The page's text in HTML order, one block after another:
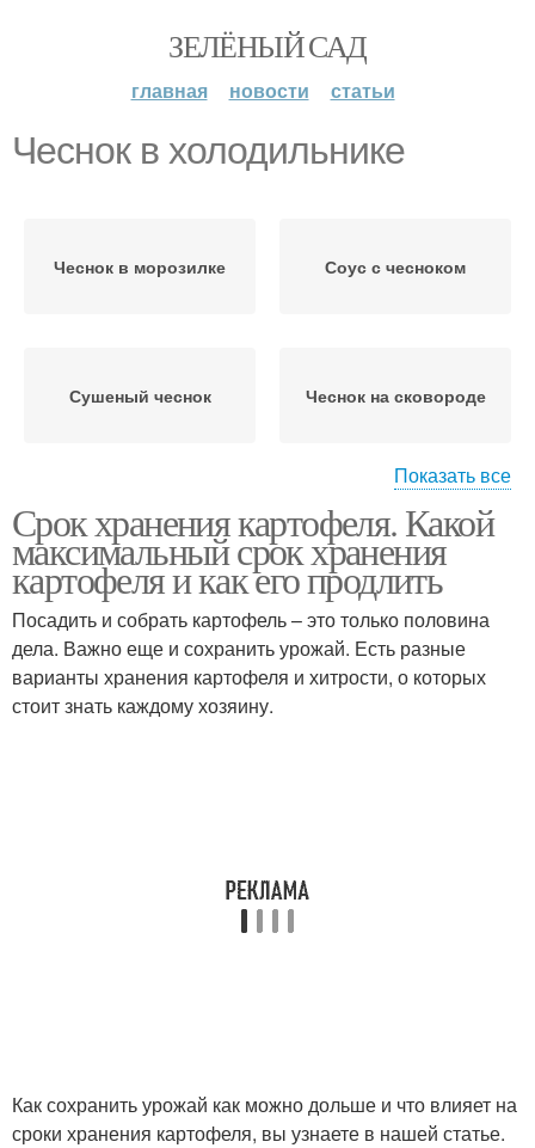
ЗЕЛЁНЫЙ САД
главная новости статьи
Чеснок в холодильнике
Чеснок в морозилке Соус с чесноком
Сушеный чеснок Чеснок на сковороде
Чеснок в масле
Показать все
Срок хранения картофеля. Какой
максимальный срок хранения
картофеля и как его продлить
Посадить и собрать картофель – это только половина
дела. Важно еще и сохранить урожай. Есть разные
варианты хранения картофеля и хитрости, о которых
стоит знать каждому хозяину.
Как сохранить урожай как можно дольше и что влияет на
сроки хранения картофеля, вы узнаете в нашей статье.